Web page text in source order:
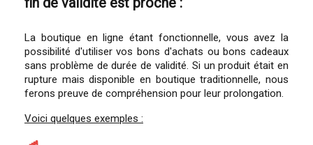
La boutique en ligne étant fonctionnelle, vous avez la
possibilité d'utiliser vos bons d'achats ou bons cadeaux
sans problème de durée de validité. Si un produit était en
rupture mais disponible en boutique traditionnelle, nous
ferons preuve de compréhension pour leur prolongation.
Voici quelques exemples :